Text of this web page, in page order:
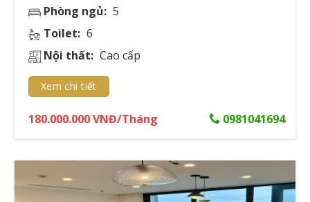
Đặt cọc: 2 tháng
Phí quản lý: 15.000đ/m²
Thanh toán: 3 tháng/lần
Phí môi giới: 1 tháng
🔹 2PN (90m²):
Phí quản lý: 15.000đ/m²
180.000.000 VNĐ/Tháng
Phòng ngủ: 5
Toilet: 6
Nội thất: Cao cấp
0981041694
Xem chi tiết